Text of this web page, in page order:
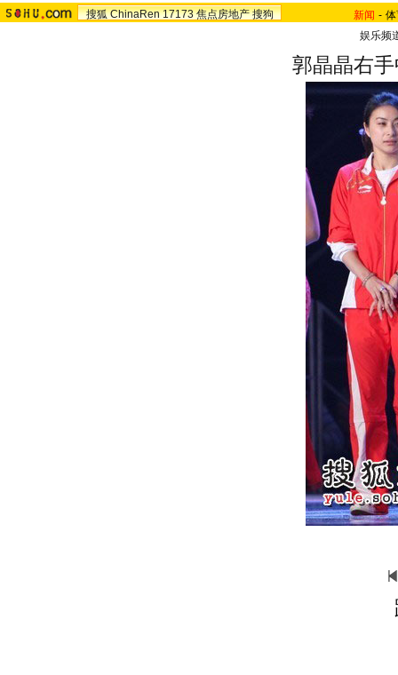
搜狐 ChinaRen 17173 焦点房地产 搜狗 新闻 -
娱乐频
郭晶晶右